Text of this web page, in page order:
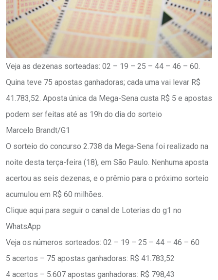
Veja as dezenas sorteadas: 02 – 19 – 25 – 44 – 46 – 60.
Quina teve 75 apostas ganhadoras; cada uma vai levar R$
41.783,52. Aposta única da Mega-Sena custa R$ 5 e apostas
podem ser feitas até as 19h do dia do sorteio
Marcelo Brandt/G1
O sorteio do concurso 2.738 da Mega-Sena foi realizado na
noite desta terça-feira (18), em São Paulo. Nenhuma aposta
acertou as seis dezenas, e o prêmio para o próximo sorteio
acumulou em R$ 60 milhões.
Clique aqui para seguir o canal de Loterias do g1 no
WhatsApp
Veja os números sorteados: 02 – 19 – 25 – 44 – 46 – 60
5 acertos – 75 apostas ganhadoras: R$ 41.783,52
4 acertos – 5.607 apostas ganhadoras: R$ 798,43